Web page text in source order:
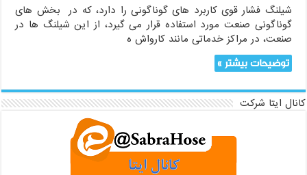
شیلنگ فشار قوی کاربرد های گوناگونی را دارد، که در بخش های
گوناگونی صنعت مورد استفاده قرار می گیرد، از این شیلنگ ها در
صنعت، در مراکز خدماتی مانند کارواش ه
توضیحات بیشتر »
کانال ایتا شرکت